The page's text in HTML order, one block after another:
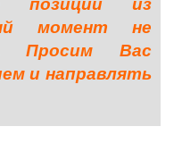
момент не
Просим Вас
и направлять